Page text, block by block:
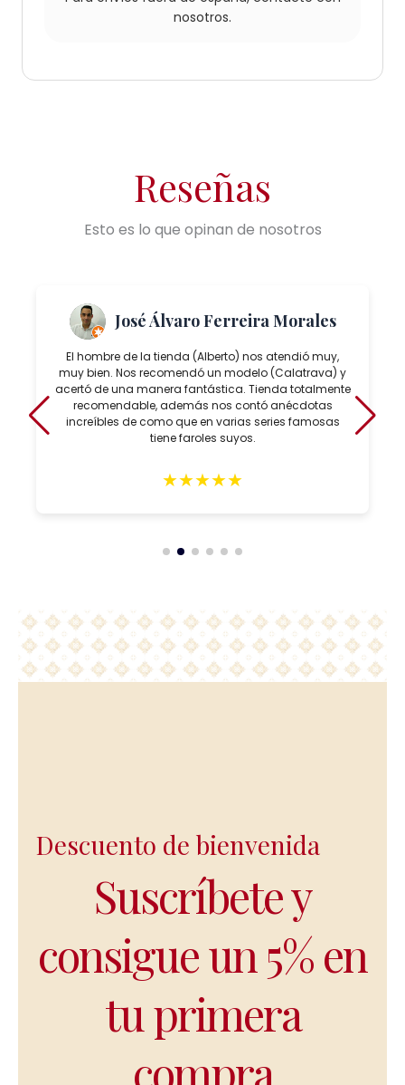
nosotros.
Reseñas
Esto es lo que opinan de nosotros
José Álvaro Ferreira Morales
El hombre de la tienda (Alberto) nos atendió muy,
muy bien. Nos recomendó un modelo (Calatrava) y
acertó de una manera fantástica. Tienda totalmente
recomendable, además nos contó anécdotas
increíbles de como que en varias series famosas
tiene faroles suyos.
★★★★★
Descuento de bienvenida
Suscríbete y
consigue un 5% en
tu primera
compra